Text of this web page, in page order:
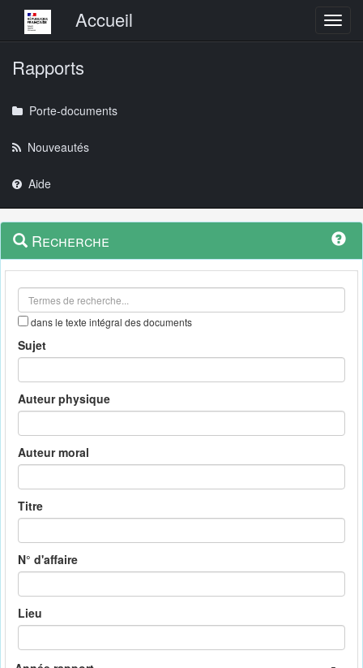
Menu principalAccueil
Rapports
Porte-documents
Nouveautés
Aide
Navigation
outils
Menu
contextuel
Recherche
dans le texte intégral des documents
Sujet
Auteur physique
Auteur moral
Titre
N° d'affaire
Lieu